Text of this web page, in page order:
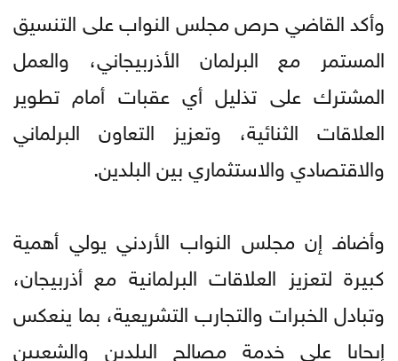
وأكد القاضي حرص مجلس النواب على التنسيق
المستمر مع البرلمان الأذربيجاني، والعمل
المشترك على تذليل أي عقبات أمام تطوير
العلاقات الثنائية، وتعزيز التعاون البرلماني
والاقتصادي والاستثماري بين البلدين.
وأضافـ إن مجلس النواب الأردني يولي أهمية
كبيرة لتعزيز العلاقات البرلمانية مع أذربيجان،
وتبادل الخبرات والتجارب التشريعية، بما ينعكس
إيجابا على خدمة مصالح البلدين والشعبين